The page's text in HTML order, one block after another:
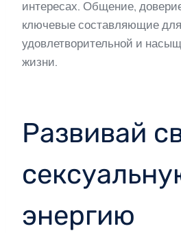
интересах. Общение,
ключевые составляющие
удовлетворительной и
жизни.
Развивай
энергию